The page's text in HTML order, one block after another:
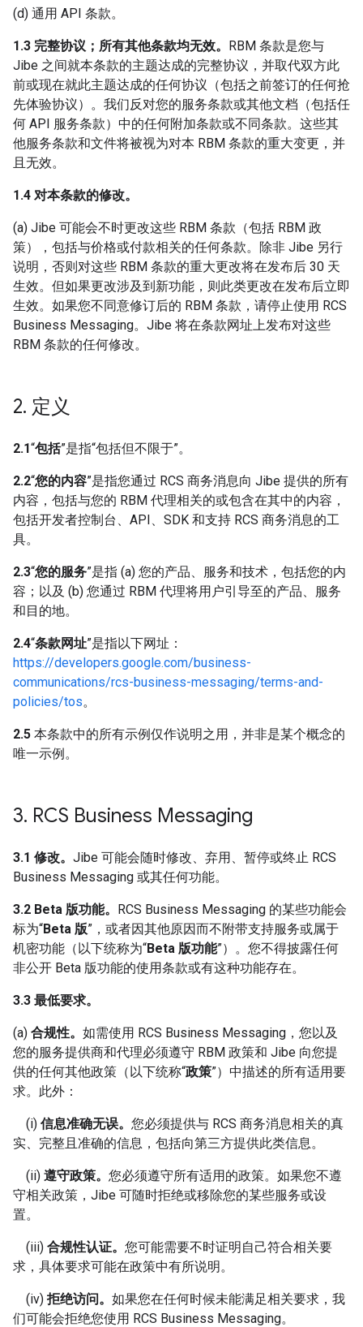
(d) 通用 API 条款。
1.3 完整协议；所有其他条款均无效。 RBM 条款是您与
Jibe 之间就本条款的主题达成的完整协议，并取代双方此
前或现在就此主题达成的任何协议（包括之前签订的任何抢
先体验协议）。我们反对您的服务条款或其他文档（包括任
何 API 服务条款）中的任何附加条款或不同条款。这些其
他服务条款和文件将被视为对本 RBM 条款的重大变更，并
且无效。
1.4 对本条款的修改。
(a) Jibe 可能会不时更改这些 RBM 条款（包括 RBM 政
策），包括与价格或付款相关的任何条款。除非 Jibe 另行
说明，否则对这些 RBM 条款的重大更改将在发布后 30 天
生效。但如果更改涉及到新功能，则此类更改在发布后立即
生效。如果您不同意修订后的 RBM 条款，请停止使用 RCS
Business Messaging。Jibe 将在条款网址上发布对这些
RBM 条款的任何修改。
2. 定义
2.1“包括”是指“包括但不限于”。
2.2“您的内容”是指您通过 RCS 商务消息向 Jibe 提供的所有
内容，包括与您的 RBM 代理相关的或包含在其中的内容，
包括开发者控制台、API、SDK 和支持 RCS 商务消息的工
具。
2.3“您的服务”是指 (a) 您的产品、服务和技术，包括您的内
容；以及 (b) 您通过 RBM 代理将用户引导至的产品、服务
和目的地。
2.4“条款网址”是指以下网址：
https://developers.google.com/business-
communications/rcs-business-messaging/terms-and-
policies/tos。
2.5 本条款中的所有示例仅作说明之用，并非是某个概念的
唯一示例。
3. RCS Business Messaging
3.1 修改。 Jibe 可能会随时修改、弃用、暂停或终止 RCS
Business Messaging 或其任何功能。
3.2 Beta 版功能。 RCS Business Messaging 的某些功能会
标为“Beta 版”，或者因其他原因而不附带支持服务或属于
机密功能（以下统称为“Beta 版功能”）。您不得披露任何
非公开 Beta 版功能的使用条款或有这种功能存在。
3.3 最低要求。
(a) 合规性。 如需使用 RCS Business Messaging，您以及
您的服务提供商和代理必须遵守 RBM 政策和 Jibe 向您提
供的任何其他政策（以下统称“政策”）中描述的所有适用要
求。此外：
(i) 信息准确无误。 您必须提供与 RCS 商务消息相关的真
实、完整且准确的信息，包括向第三方提供此类信息。
(ii) 遵守政策。 您必须遵守所有适用的政策。如果您不遵
守相关政策，Jibe 可随时拒绝或移除您的某些服务或设
置。
(iii) 合规性认证。 您可能需要不时证明自己符合相关要
求，具体要求可能在政策中有所说明。
(iv) 拒绝访问。 如果您在任何时候未能满足相关要求，我
们可能会拒绝您使用 RCS Business Messaging。